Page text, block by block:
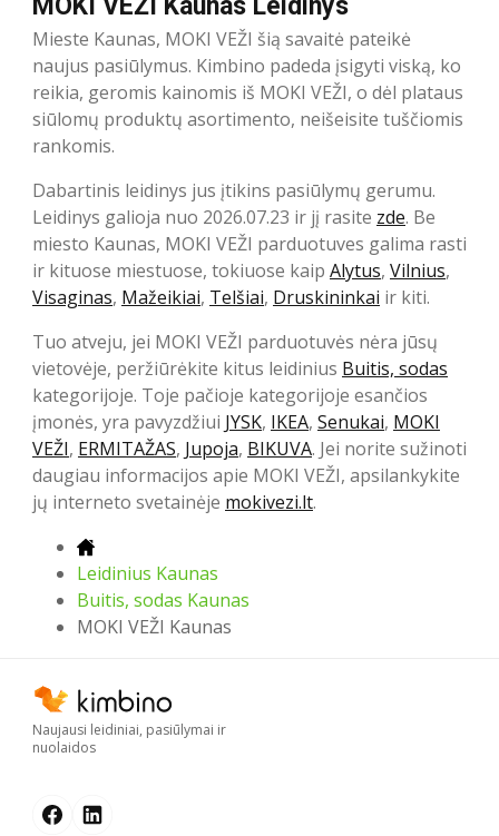
Mieste Kaunas, MOKI VEŽI šią savaitė pateikė
naujus pasiūlymus. Kimbino padeda įsigyti viską, ko
reikia, geromis kainomis iš MOKI VEŽI, o dėl plataus
siūlomų produktų asortimento, neišeisite tuščiomis
rankomis.
Dabartinis leidinys jus įtikins pasiūlymų gerumu.
Leidinys galioja nuo 2026.07.23 ir jį rasite zde. Be
miesto Kaunas, MOKI VEŽI parduotuves galima rasti
ir kituose miestuose, tokiuose kaip Alytus, Vilnius,
Visaginas, Mažeikiai, Telšiai, Druskininkai ir kiti.
Tuo atveju, jei MOKI VEŽI parduotuvės nėra jūsų
vietovėje, peržiūrėkite kitus leidinius Buitis, sodas
kategorijoje. Toje pačioje kategorijoje esančios
įmonės, yra pavyzdžiui JYSK, IKEA, Senukai, MOKI
VEŽI, ERMITAŽAS, Jupoja, BIKUVA. Jei norite sužinoti
daugiau informacijos apie MOKI VEŽI, apsilankykite
jų interneto svetainėje mokivezi.lt.
Leidinius Kaunas
Buitis, sodas Kaunas
MOKI VEŽI Kaunas
Naujausi leidiniai, pasiūlymai ir
nuolaidos